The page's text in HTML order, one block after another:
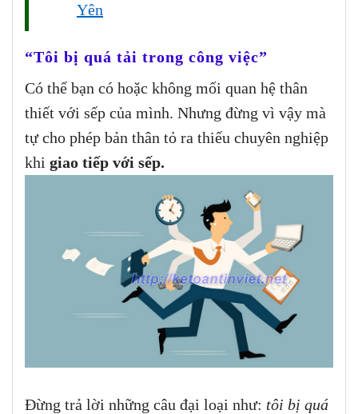
Yên
“Tôi bị quá tải trong công việc”
Có thể bạn có hoặc không mối quan hệ thân
thiết với sếp của mình. Nhưng đừng vì vậy mà
tự cho phép bản thân tỏ ra thiếu chuyên nghiệp
khi giao tiếp với sếp.
Đừng trả lời những câu đại loại như: tôi bị quá